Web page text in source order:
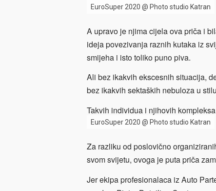
EuroSuper 2020 @ Photo studio Katran
A upravo je njima cijela ova priča i
ideja povezivanja raznih kutaka iz
smijeha i isto toliko puno piva.
Ali bez ikakvih ekscesnih situacija,
bez ikakvih sektaških nebuloza u
Takvih individua i njihovih
EuroSuper 2020 @ Photo studio Katran
Za razliku od poslovično
svom svijetu, ovoga je puta priča
Jer ekipa profesionalaca iz Auto